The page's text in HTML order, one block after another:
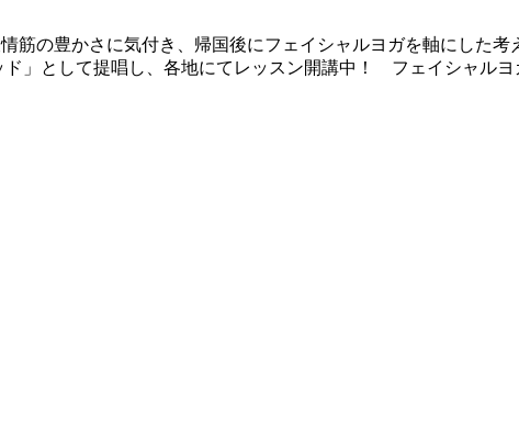
筋の豊かさに気付き、帰国後にフェイシャルヨガを軸にした
」として提唱し、各地にてレッスン開講中！ フェイシャル